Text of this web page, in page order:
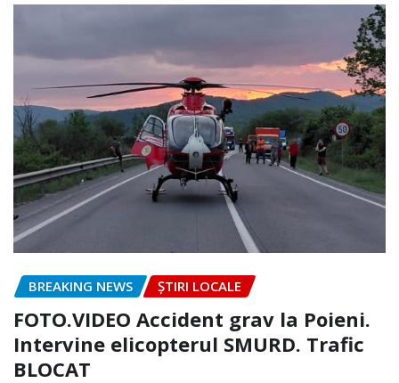
BREAKING NEWS ȘTIRI LOCALE
FOTO.VIDEO Accident grav la Poieni.
Intervine elicopterul SMURD. Trafic
BLOCAT